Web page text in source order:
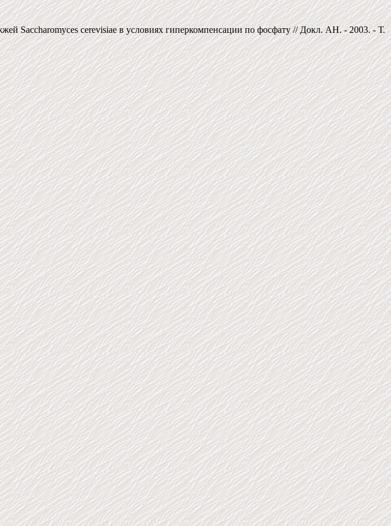
Saccharomyces cerevisiae в условиях гиперкомпенсации по фосфату // Докл. АН. - 2003. - Т.